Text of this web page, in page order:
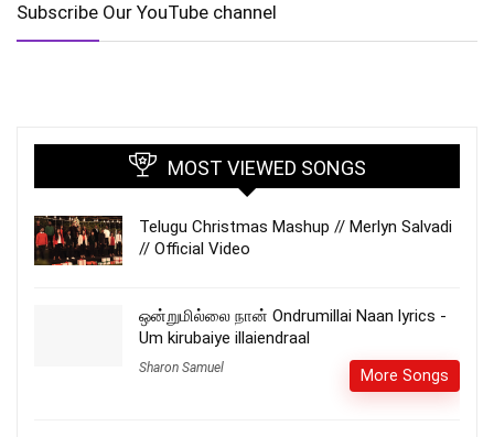
Subscribe Our YouTube channel
MOST VIEWED SONGS
Telugu Christmas Mashup // Merlyn Salvadi
// Official Video
ஒன்றுமில்லை நான் Ondrumillai Naan lyrics -
Um kirubaiye illaiendraal
Sharon Samuel More Songs